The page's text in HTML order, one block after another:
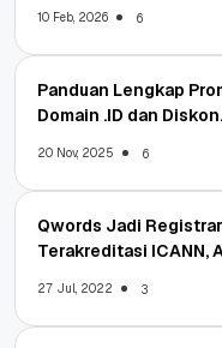
10 Feb, 2026 6
Panduan Lengkap
Domain .ID dan Diskon
20 Nov, 2025 6
Qwords Jadi Registrar
Terakreditasi ICANN,
27 Jul, 2022 3